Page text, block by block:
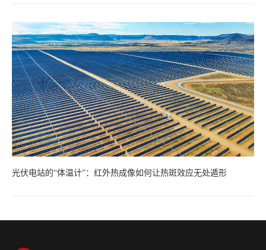
光伏电站的“体温计”：红外热成像如何让热斑效应无处遁形